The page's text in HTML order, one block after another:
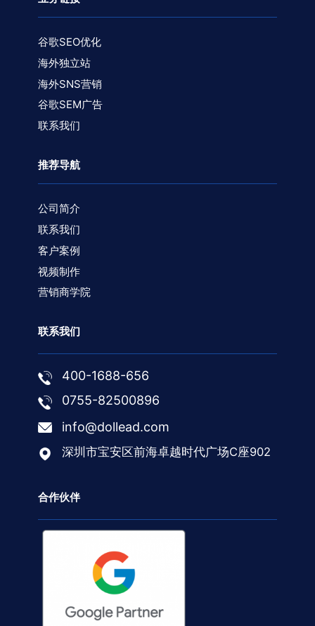
谷歌SEO优化
海外独立站
海外SNS营销
谷歌SEM广告
联系我们
推荐导航
公司简介
联系我们
客户案例
视频制作
营销商学院
联系我们
400-1688-656
0755-82500896
info@dollead.com
深圳市宝安区前海卓越时代广场C座902
合作伙伴